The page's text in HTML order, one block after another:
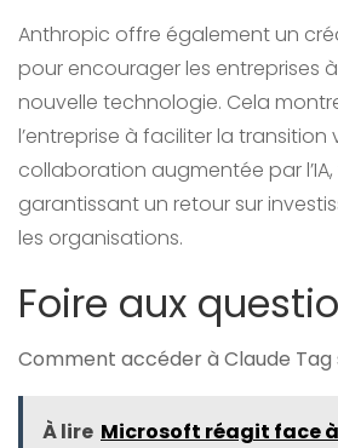
Anthropic offre également un
pour encourager les entreprises
nouvelle technologie. Cela
l’entreprise à faciliter la transition
collaboration augmentée par
garantissant un retour sur
les organisations.
Foire aux
Comment accéder à Claude Tag
À lire Microsoft réagit face